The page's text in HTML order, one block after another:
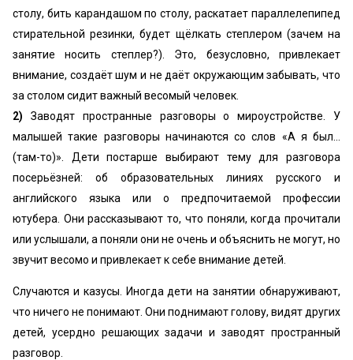
столу, бить карандашом по столу, раскатает параллелепипед
стирательной резинки, будет щёлкать степлером (зачем на
занятие носить степлер?). Это, безусловно, привлекает
внимание, создаёт шум и не даёт окружающим забывать, что
за столом сидит важный весомый человек.
2) Заводят пространные разговоры о мироустройстве. У
малышей такие разговоры начинаются со слов «‎А я был...
(там-то)». Дети постарше выбирают тему для разговора
посерьёзней: об образовательных линиях русского и
английского языка или о предпочитаемой профессии
ютубера. Они рассказывают то, что поняли, когда прочитали
или услышали, а поняли они не очень и объяснить не могут, но
звучит весомо и привлекает к себе внимание детей.
Случаются и казусы. Иногда дети на занятии обнаруживают,
что ничего не понимают. Они поднимают голову, видят других
детей, усердно решающих задачи и заводят пространный
разговор.